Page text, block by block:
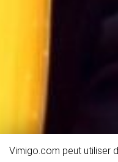
Vimigo.com peut utiliser